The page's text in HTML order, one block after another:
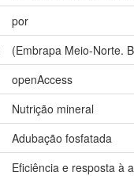
por
(Embrapa Meio-Norte.
openAccess
Nutrição mineral
Adubação fosfatada
Eficiência e resposta à